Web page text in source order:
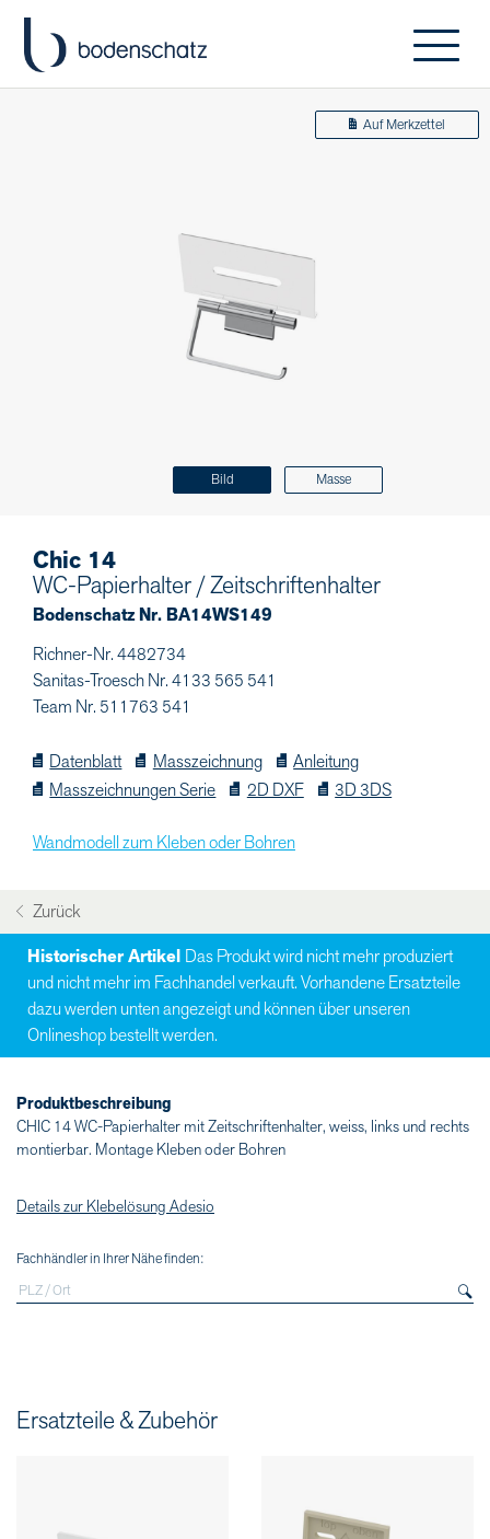
Bild Masse
Auf Merkzettel
Chic 14
WC-Papierhalter / Zeitschriftenhalter
Bodenschatz Nr. BA14WS149
Richner-Nr. 4482734
Sanitas-Troesch Nr. 4133 565 541
Team Nr. 511763 541
Datenblatt Masszeichnung
Anleitung
Masszeichnungen Serie
2D DXF 3D 3DS
Wandmodell zum Kleben oder Bohren
Zurück
Historischer Artikel Das Produkt wird nicht mehr produziert
und nicht mehr im Fachhandel verkauft. Vorhandene Ersatzteile
dazu werden unten angezeigt und können über unseren
Onlineshop bestellt werden.
Produktbeschreibung
CHIC 14 WC-Papierhalter mit Zeitschriftenhalter, weiss, links und rechts
montierbar. Montage Kleben oder Bohren
Details zur Klebelösung Adesio
Fachhändler in Ihrer Nähe finden:
Ersatzteile & Zubehör